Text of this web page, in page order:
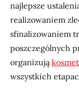
najlepsze
realizowaniem
sfinalizowaniem
poszczególnych
organizują
wszystkich